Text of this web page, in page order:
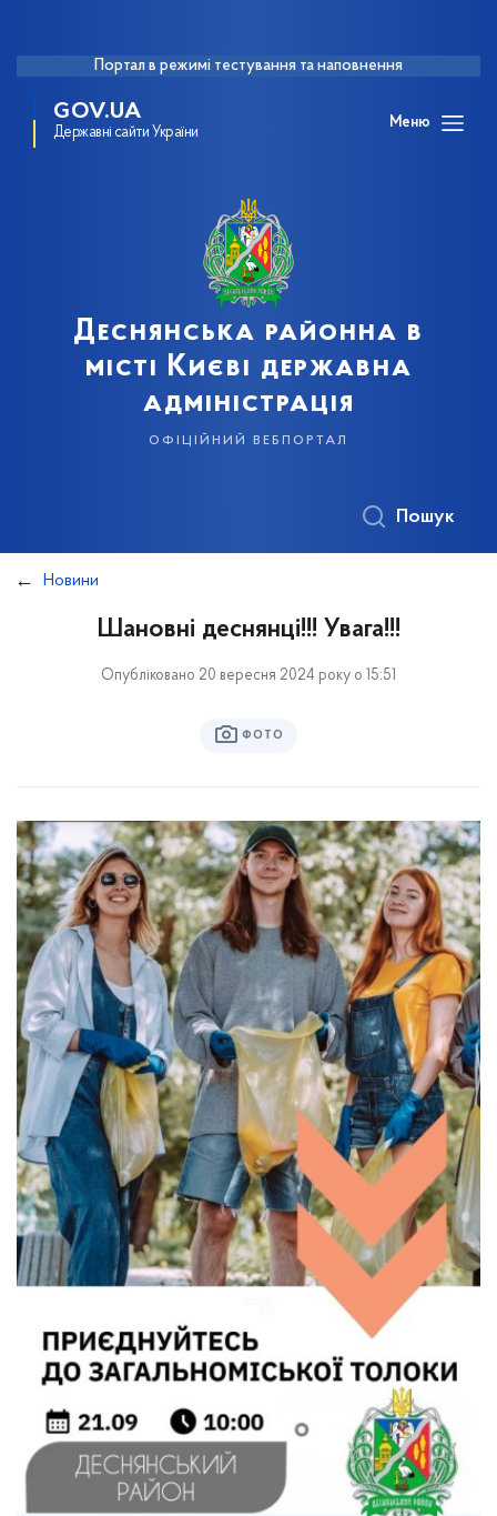
Портал в режимі тестування та наповнення
GOV.UA
Державні сайти України
Меню
Деснянська районна в
місті Києві державна
адміністрація
офіційний вебпортал
Пошук
Новини
Шановні деснянці!!! Увага!!!
Опубліковано 20 вересня 2024 року о 15:51
ФОТО